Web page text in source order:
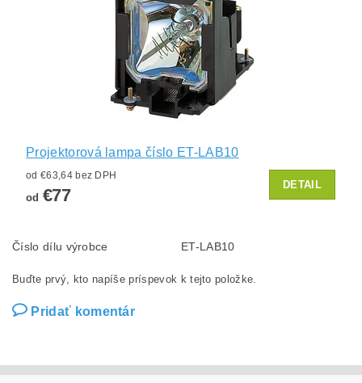
Projektorová lampa číslo ET-LAB10
od €63,64 bez DPH
od €77
DETAIL
Číslo dílu výrobce ET-LAB10
Buďte prvý, kto napíše príspevok k tejto položke.
Pridať komentár